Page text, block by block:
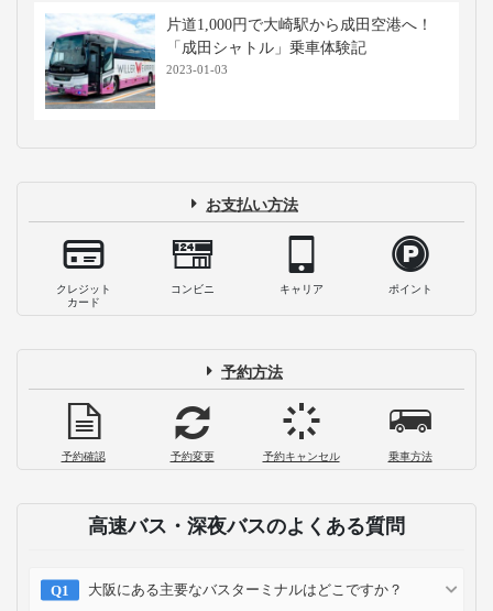
片道1,000円で大崎駅から成田空港へ！
「成田シャトル」乗車体験記
2023-01-03
お支払い方法
クレジット
カード
コンビニ キャリア ポイント
予約方法
予約確認 予約変更 予約キャンセル 乗車方法
高速バス・深夜バスのよくある質問
大阪にある主要なバスターミナルはどこですか？